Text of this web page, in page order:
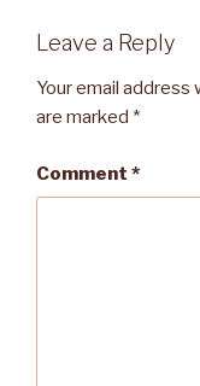
Leave a Reply
Your email address
are marked *
Comment *